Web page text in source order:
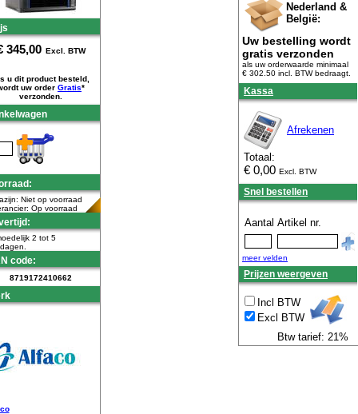
345,00 Excl. BTW
u dit product besteld,
uw order Gratis*
verzonden.
Niet op voorraad
Op voorraad
2 tot 5
code:
8719172410662
Nederland &
België:
Uw bestelling wordt
gratis verzonden
als uw orderwaarde minimaal
€ 302.50 incl. BTWbedraagt.
Kassa
Afrekenen
Totaal:
€ 0,00 Excl. BTW
Snel bestellen
Aantal Artikel nr.
meer velden
Prijzen weergeven
Incl BTW
Excl BTW
Btw tarief: 21%